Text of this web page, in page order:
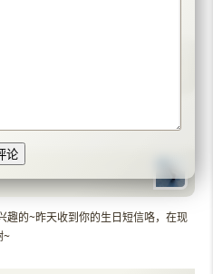
妒>
趣的~昨天收到你的生日短信咯，在现
~